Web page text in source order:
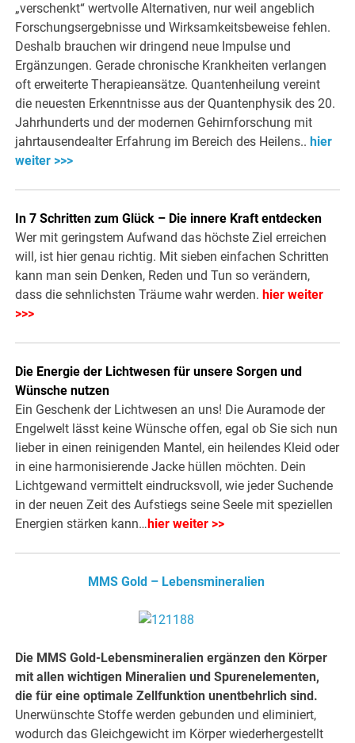
„verschenkt“ wertvolle Alternativen, nur weil angeblich
Forschungsergebnisse und Wirksamkeitsbeweise fehlen.
Deshalb brauchen wir dringend neue Impulse und
Ergänzungen. Gerade chronische Krankheiten verlangen
oft erweiterte Therapieansätze. Quantenheilung vereint
die neuesten Erkenntnisse aus der Quantenphysik des 20.
Jahrhunderts und der modernen Gehirnforschung mit
jahrtausendealter Erfahrung im Bereich des Heilens.. hier
weiter >>>
In 7 Schritten zum Glück – Die innere Kraft entdecken
Wer mit geringstem Aufwand das höchste Ziel erreichen
will, ist hier genau richtig. Mit sieben einfachen Schritten
kann man sein Denken, Reden und Tun so verändern,
dass die sehnlichsten Träume wahr werden. hier weiter
>>>
Die Energie der Lichtwesen für unsere Sorgen und
Wünsche nutzen
Ein Geschenk der Lichtwesen an uns! Die Auramode der
Engelwelt lässt keine Wünsche offen, egal ob Sie sich nun
lieber in einen reinigenden Mantel, ein heilendes Kleid oder
in eine harmonisierende Jacke hüllen möchten. Dein
Lichtgewand vermittelt eindrucksvoll, wie jeder Suchende
in der neuen Zeit des Aufstiegs seine Seele mit speziellen
Energien stärken kann… hier weiter >>
MMS Gold – Lebensmineralien
Die MMS Gold-Lebensmineralien ergänzen den Körper
mit allen wichtigen Mineralien und Spurenelementen,
die für eine optimale Zellfunktion unentbehrlich sind.
Unerwünschte Stoffe werden gebunden und eliminiert,
wodurch das Gleichgewicht im Körper wiederhergestellt